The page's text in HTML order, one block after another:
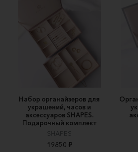
Набор органайзеров для
украшений, часов и
аксессуаров SHAPES.
Подарочный комплект
SHAPES
19850 ₽